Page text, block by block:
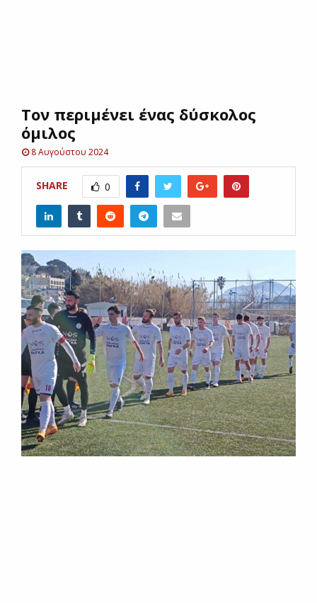
Toν περιμένει ένας δύσκολος
όμιλος
8 Αυγούστου 2024
SHARE 0